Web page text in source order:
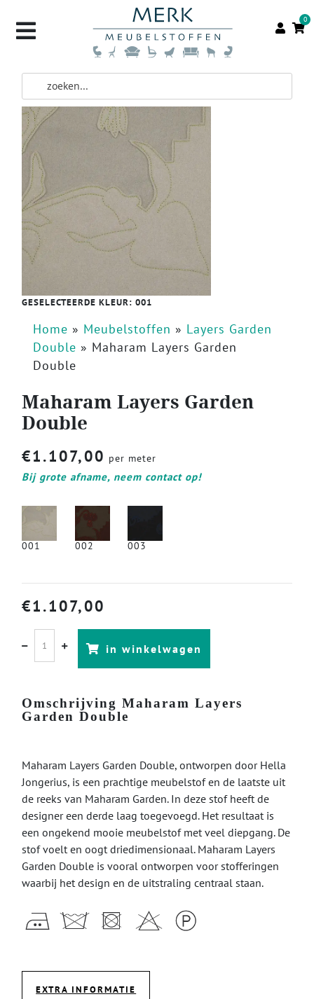
0
GESELECTEERDE KLEUR: 001
Home » Meubelstoffen » Layers Garden
Double » Maharam Layers Garden
Double
Maharam Layers Garden
Double
€1.107,00 per meter
Bij grote afname, neem contact op!
001 002 003
€1.107,00
in winkelwagen
Omschrijving Maharam Layers
Garden Double
Maharam Layers Garden Double, ontworpen door Hella
Jongerius, is een prachtige meubelstof en de laatste uit
de reeks van Maharam Garden. In deze stof heeft de
designer een derde laag toegevoegd. Het resultaat is
een ongekend mooie meubelstof met veel diepgang. De
stof voelt en oogt driedimensionaal. Maharam Layers
Garden Double is vooral ontworpen voor stofferingen
waarbij het design en de uitstraling centraal staan.
EXTRA INFORMATIE